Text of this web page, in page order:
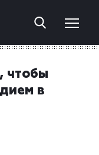
чтобы
в